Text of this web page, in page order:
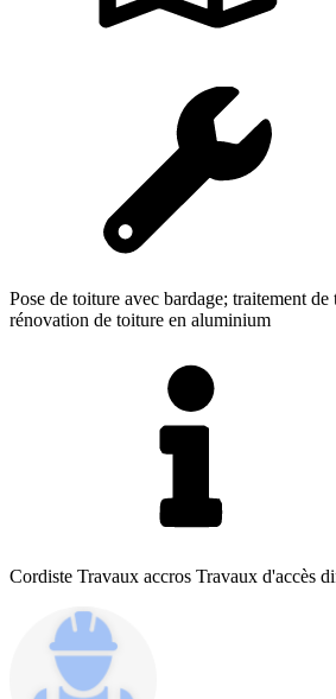
Pose de toiture avec bardage; traitement de
rénovation de toiture en aluminium
Cordiste Travaux accros Travaux d'accès